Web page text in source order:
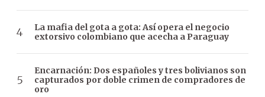
La mafia del gota a gota: Así opera el negocio
extorsivo colombiano que acecha a Paraguay
Encarnación: Dos españoles y tres bolivianos son
capturados por doble crimen de compradores de
oro